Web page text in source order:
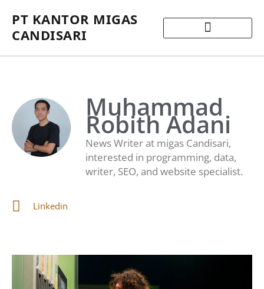
PT KANTOR MIGAS
CANDISARI
Muhammad
Robith Adani
News Writer at migas Candisari,
interested in programming, data,
writer, SEO, and website specialist.
Linkedin